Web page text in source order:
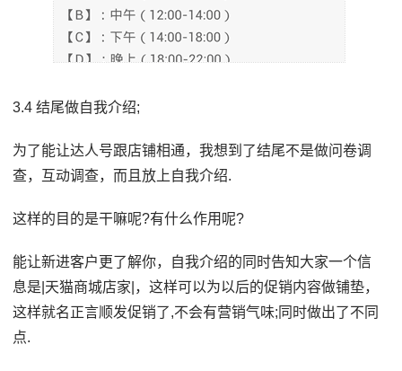
3.4 结尾做自我介绍;
为了能让达人号跟店铺相通，我想到了结尾不是做问卷调
查，互动调查，而且放上自我介绍.
这样的目的是干嘛呢?有什么作用呢?
能让新进客户更了解你，自我介绍的同时告知大家一个信
息是|天猫商城店家|，这样可以为以后的促销内容做铺垫，
这样就名正言顺发促销了,不会有营销气味;同时做出了不同
点.